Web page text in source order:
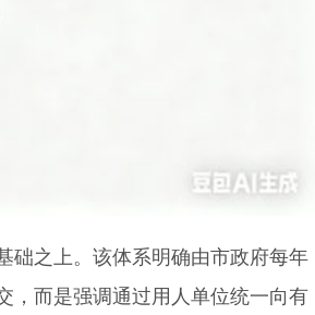
之上。该体系明确由市政府每年
，而是强调通过用人单位统一向有